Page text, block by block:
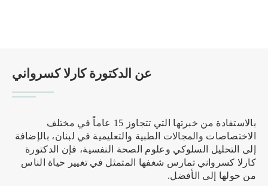
عن الدكتورة كارلا كسرواني
بالاستفادة من خبرتها التي تتجاوز 15 عاماً في مختلف
الاختصاصات والمجالات الطبية والتعليمية في لبنان، بالإضافة
إلى التحليل السلوكي وعلوم الصحة النفسية، فإن الدكتورة
كارلا كسرواني تمارس شغفها المتمثل في تغيير حياة الناس
من حولها إلى الأفضل.